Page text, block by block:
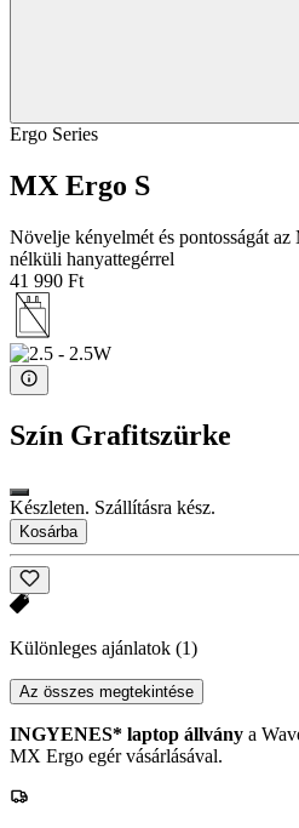
Ergo Series
MX Ergo S
Növelje kényelmét és pontosságát
nélküli hanyattegérrel
41 990 Ft
Szín Grafitszürke
Készleten. Szállításra kész.
Kosárba
Különleges ajánlatok (1)
Az összes megtekintése
INGYENES* laptop állvány a
MX Ergo egér vásárlásával.